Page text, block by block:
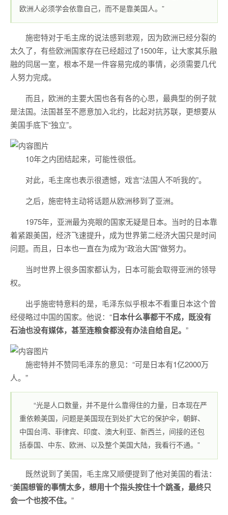
欧洲人必须学会依靠自己，而不是靠美国人。”
施密特对于毛主席的说法感到悲观，因为欧洲已经分裂的
太久了，有些欧洲国家存在已经超过了1500年，让大家其乐融
融的同居一室，根本不是一件容易完成的事情，必须需要几代
人努力完成。
而且，欧洲的主要大国也各有各的心思，最典型的例子就
是法国。法国甚至不愿意加入北约，比起对抗苏联，更想要从
美国手底下“独立”。
10年之内团结起来，可能性很低。
对此，毛主席也表示很遗憾，戏言“法国人不听我的”。
之后，施密特主动将话题从欧洲移到了亚洲。
1975年，亚洲最为亮眼的国家无疑是日本。当时的日本靠
着紧跟美国，经济飞速提升，成为世界第二经济大国只是时间
问题。而且，日本也一直在为成为“政治大国”做努力。
当时世界上很多国家都认为，日本可能会取得亚洲的领导
权。
出乎施密特意料的是，毛泽东似乎根本不看重日本这个曾
经侵略过中国的国家。他说：“日本什么事都干不成，既没有
石油也没有媒体，甚至连粮食都没有办法自给自足。 ”
施密特并不赞同毛泽东的意见：“可是日本有1亿2000万
人。”
“光是人口数量，并不是什么靠得住的力量，日本现在严
重依赖美国，问题是美国现在到处扩大它的保护伞，朝鲜、
中国台湾、菲律宾、印度、澳大利亚、新西兰，间接的还包
括泰国、中东、欧洲、以及整个美国大陆，我看行不通。”
既然说到了美国，毛主席又顺便提到了他对美国的看法：
“美国想管的事情太多，想用十个指头按住十个跳蚤，最终只
会一个也按不住。 ”